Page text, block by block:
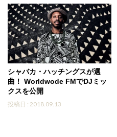
シャバカ・ハッチングスが選
曲！ Worldwode FMでDJミッ
クスを公開
投稿日 : 2018.09.13